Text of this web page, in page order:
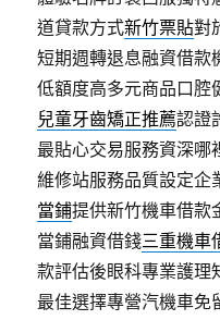
道貸款方式新竹票貼對
短期週轉退息融資借款
低額度高多元商品口腔
兒童牙齒矯正推薦認證
最貼心交易服務資深哪
維修站服務品質設定企
當鋪提供新竹機車借款
當鋪融資借錢三重機車
款評估後眼科專業護理
最佳選擇專營汽機車免